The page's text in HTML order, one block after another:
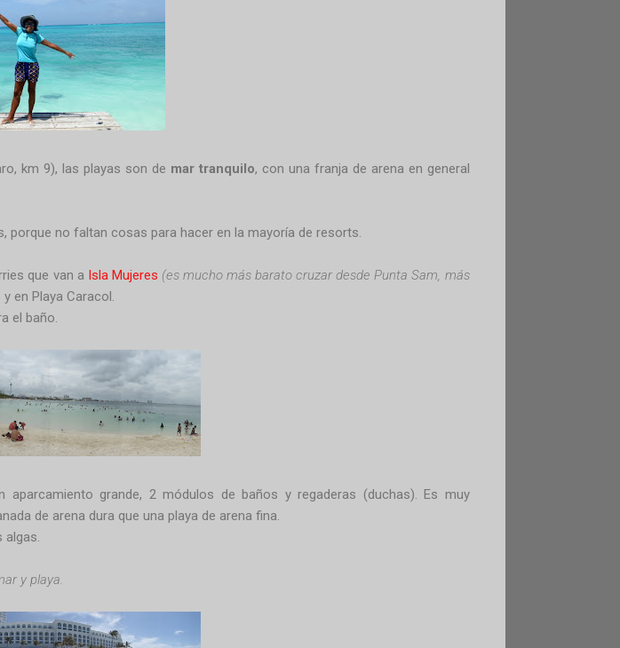
km 9), las playas son de mar tranquilo, con una franja de arena en general
porque no faltan cosas para hacer en la mayoría de resorts.
que van a Isla Mujeres (es mucho más barato cruzar desde Punta Sam, más
en Playa Caracol.
el baño.
aparcamiento grande, 2 módulos de baños y regaderas (duchas). Es muy
de arena dura que una playa de arena fina.
algas.
y playa.